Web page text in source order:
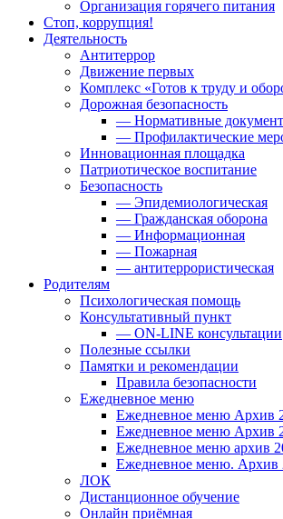
Организация горячего питания
Стоп, коррупция!
Деятельность
Антитеррор
Движение первых
Комплекс «Готов к труду и
Дорожная безопасность
— Нормативные
— Профилактические
Инновационная площадка
Патриотическое воспитание
Безопасность
— Эпидемиологическая
— Гражданская оборона
— Информационная
— Пожарная
— антитеррористическая
Родителям
Психологическая помощь
Консультативный пункт
— ON-LINE консультации
Полезные ссылки
Памятки и рекомендации
Правила безопасности
Ежедневное меню
Ежедневное меню Архив
Ежедневное меню Архив
Ежедневное меню архив
Ежедневное меню. Архив
ЛОК
Дистанционное обучение
Онлайн приёмная